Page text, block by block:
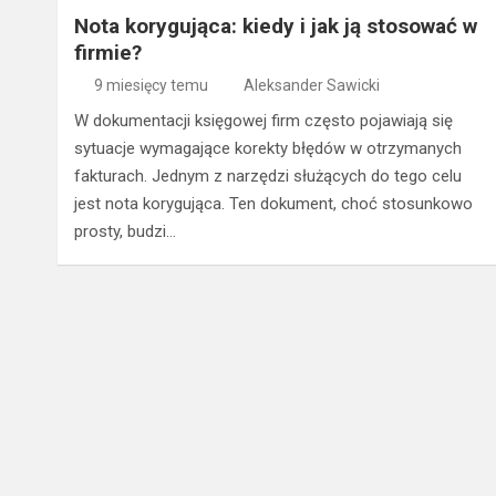
Nota korygująca: kiedy i jak ją stosować w
firmie?
9 miesięcy temu Aleksander Sawicki
W dokumentacji księgowej firm często pojawiają się
sytuacje wymagające korekty błędów w otrzymanych
fakturach. Jednym z narzędzi służących do tego celu
jest nota korygująca. Ten dokument, choć stosunkowo
prosty, budzi…